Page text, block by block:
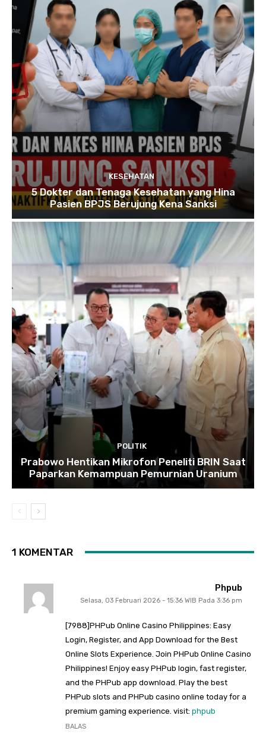
KESEHATAN
5 Dokter dan Tenaga Kesehatan yang Hina
Pasien BPJS Berujung Kena Sanksi
POLITIK
Prabowo Hentikan Mikrofon Peneliti BRIN Saat
Paparkan Kemampuan Pemurnian Uranium
1 KOMENTAR
Phpub
Selasa, 03 Februari 2026 - 15:36 WIB Pada 3:36 pm
[7988]PHPub Online Casino Philippines: Easy
Login, Register, and App Download for the Best
Online Slots Experience. Join PHPub Online Casino
Philippines! Enjoy easy PHPub login, fast register,
and the PHPub app download. Play the best
PHPub slots and PHPub casino online today for a
premium gaming experience. visit: phpub
BALAS